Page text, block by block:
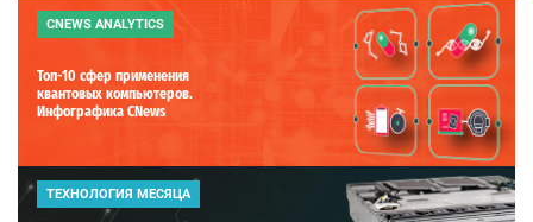
CNEWS ANALYTICS
Топ-10 сфер применения
квантовых компьютеров.
Инфографика CNews
ТЕХНОЛОГИЯ МЕСЯЦА